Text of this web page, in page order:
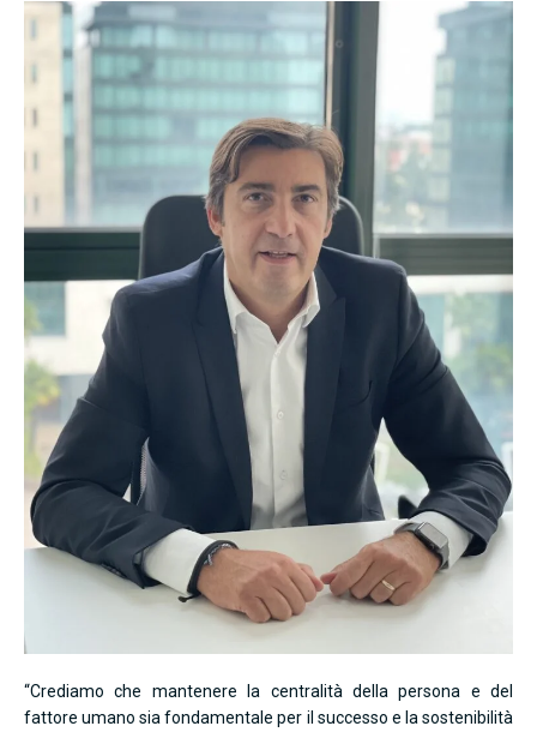
“Crediamo che mantenere la centralità della persona e del
fattore umano sia fondamentale per il successo e la sostenibilità